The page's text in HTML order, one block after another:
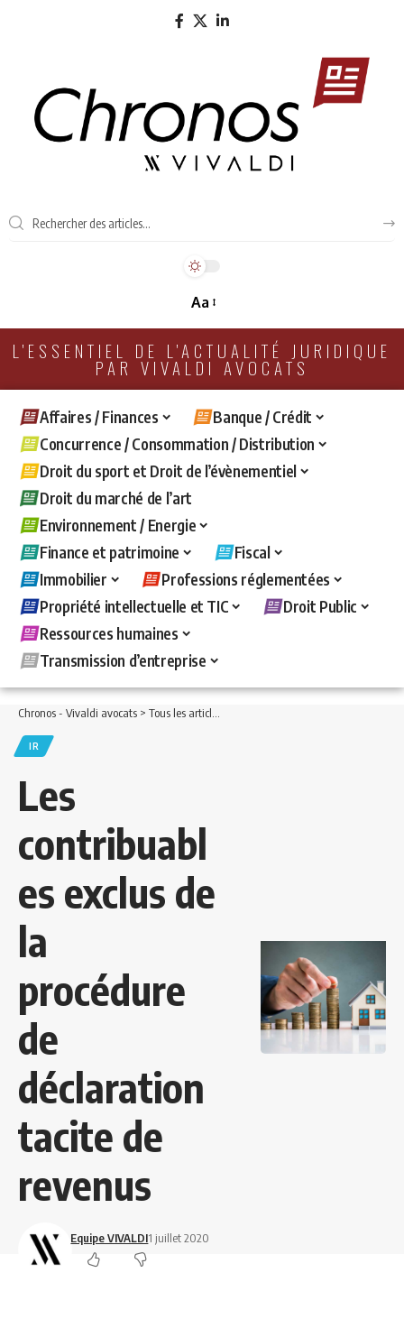
Aa
L'ESSENTIEL DE L'ACTUALITÉ JURIDIQUE
PAR VIVALDI AVOCATS
Affaires / Finances
Banque / Crédit
Concurrence / Consommation / Distribution
Droit du sport et Droit de l’évènementiel
Droit du marché de l’art
Environnement / Energie
Finance et patrimoine
Fiscal
Immobilier
Professions réglementées
Propriété intellectuelle et TIC
Droit Public
Ressources humaines
Transmission d’entreprise
Chronos - Vivaldi avocats > Tous les articles
IR
Les
contribuabl
es exclus de
la
procédure
de
déclaration
tacite de
revenus
Equipe VIVALDI1 juillet 2020